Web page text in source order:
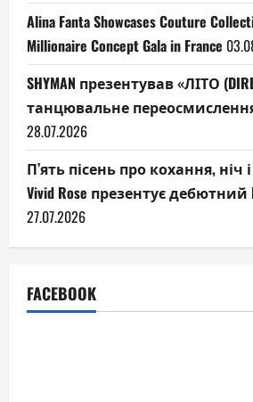
Alina Fanta Showcases Couture
Millionaire Concept Gala in France
SHYMAN презентував «ЛІТО
танцювальне переосмислення
28.07.2026
П’ять пісень про кохання, ніч
Vivid Rose презентує дебютний
27.07.2026
FACEBOOK